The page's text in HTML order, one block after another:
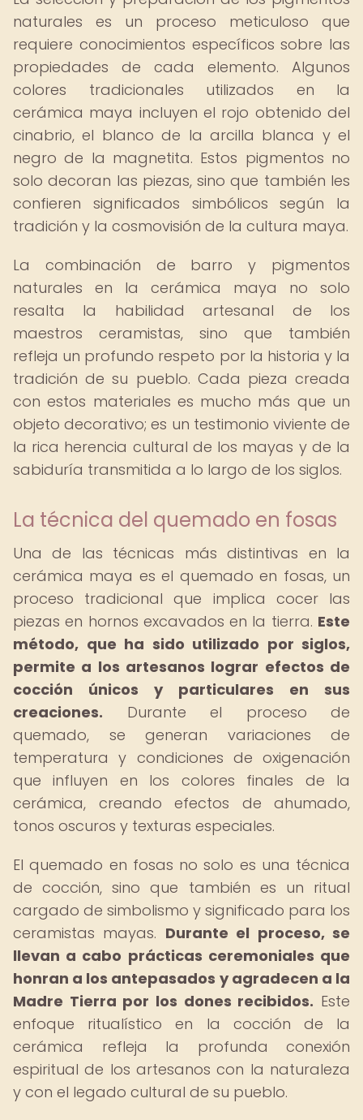
naturales es un proceso meticuloso que
requiere conocimientos específicos sobre las
propiedades de cada elemento. Algunos
colores tradicionales utilizados en la
cerámica maya incluyen el rojo obtenido del
cinabrio, el blanco de la arcilla blanca y el
negro de la magnetita. Estos pigmentos no
solo decoran las piezas, sino que también les
confieren significados simbólicos según la
tradición y la cosmovisión de la cultura maya.
La combinación de barro y pigmentos
naturales en la cerámica maya no solo
resalta la habilidad artesanal de los
maestros ceramistas, sino que también
refleja un profundo respeto por la historia y la
tradición de su pueblo. Cada pieza creada
con estos materiales es mucho más que un
objeto decorativo; es un testimonio viviente de
la rica herencia cultural de los mayas y de la
sabiduría transmitida a lo largo de los siglos.
La técnica del quemado en fosas
Una de las técnicas más distintivas en la
cerámica maya es el quemado en fosas, un
proceso tradicional que implica cocer las
piezas en hornos excavados en la tierra. Este
método, que ha sido utilizado por siglos,
permite a los artesanos lograr efectos de
cocción únicos y particulares en sus
creaciones. Durante el proceso de
quemado, se generan variaciones de
temperatura y condiciones de oxigenación
que influyen en los colores finales de la
cerámica, creando efectos de ahumado,
tonos oscuros y texturas especiales.
El quemado en fosas no solo es una técnica
de cocción, sino que también es un ritual
cargado de simbolismo y significado para los
ceramistas mayas. Durante el proceso, se
llevan a cabo prácticas ceremoniales que
honran a los antepasados y agradecen a la
Madre Tierra por los dones recibidos. Este
enfoque ritualístico en la cocción de la
cerámica refleja la profunda conexión
espiritual de los artesanos con la naturaleza
y con el legado cultural de su pueblo.